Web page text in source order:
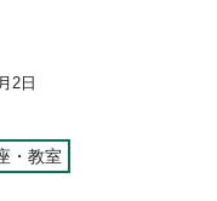
2日
・教室